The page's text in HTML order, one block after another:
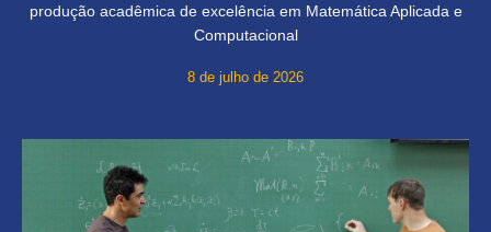
produção acadêmica de excelência em Matemática Aplicada e
Computacional
8 de julho de 2026